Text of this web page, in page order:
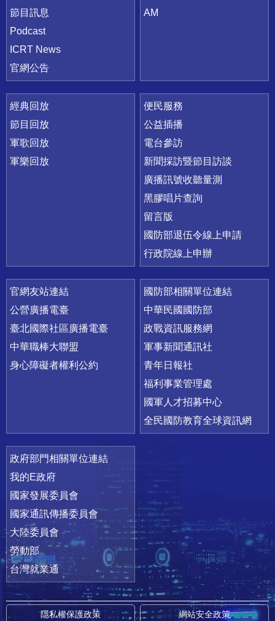
節目訊息
Podcast
ICRT News
官網公告
AM
經典回放
節目回放
軍歌回放
軍樂回放
便民服務
公益插播
電台參訪
新聞採訪暨節目訪談
廣播訊號收聽量測
黑膠唱片查詢
留言版
國防部退伍令線上申請
行政院線上申辦
官網友站連結
公營廣播電臺
臺北國際社區廣播電臺
中華職棒大聯盟
身心障礙者權利公約
國防部相關單位連結
中華民國國防部
政戰資訊服務網
軍事新聞通訊社
青年日報社
福利事業管理處
國軍人才招募中心
全民國防教育全球資訊網
政府部門相關單位連結
我的E政府
國家發展委員會
國家通訊傳播委員會
大陸委員會
勞動部
台灣就業通
隱私權保護政策 網站安全政策